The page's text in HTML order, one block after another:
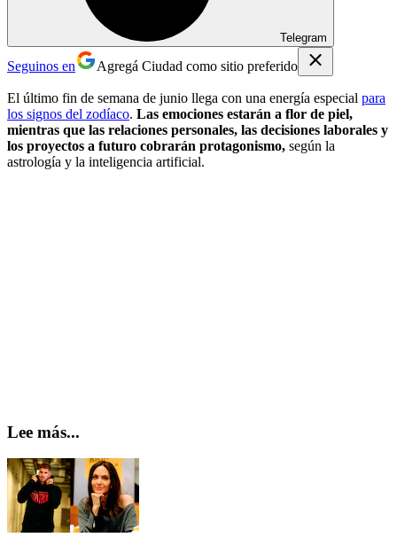
Telegram
Seguinos en Agregá Ciudad como sitio preferido
El último fin de semana de junio llega con una energía especial para
los signos del zodíaco. Las emociones estarán a flor de piel,
mientras que las relaciones personales, las decisiones laborales y
los proyectos a futuro cobrarán protagonismo, según la
astrología y la inteligencia artificial.
Lee más...